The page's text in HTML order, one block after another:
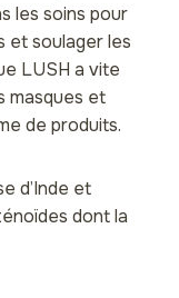
les soins pour
et soulager les
LUSH a vite
masques et
de produits.
d’Inde et
dont la